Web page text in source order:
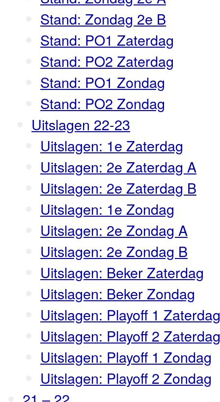
Stand: Zondag 2e B
Stand: PO1 Zaterdag
Stand: PO2 Zaterdag
Stand: PO1 Zondag
Stand: PO2 Zondag
Uitslagen 22-23
Uitslagen: 1e Zaterdag
Uitslagen: 2e Zaterdag A
Uitslagen: 2e Zaterdag B
Uitslagen: 1e Zondag
Uitslagen: 2e Zondag A
Uitslagen: 2e Zondag B
Uitslagen: Beker Zaterdag
Uitslagen: Beker Zondag
Uitslagen: Playoff 1 Zaterdag
Uitslagen: Playoff 2 Zaterdag
Uitslagen: Playoff 1 Zondag
Uitslagen: Playoff 2 Zondag